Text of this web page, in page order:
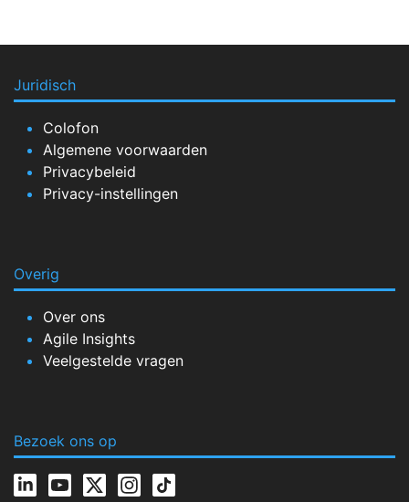
Juridisch
Colofon
Algemene voorwaarden
Privacybeleid
Privacy-instellingen
Overig
Over ons
Agile Insights
Veelgestelde vragen
Bezoek ons op